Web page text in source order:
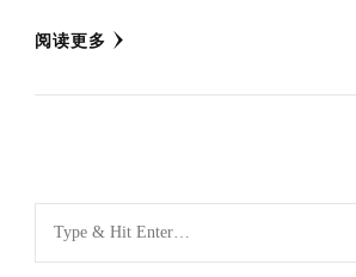
阅读更多
找
什